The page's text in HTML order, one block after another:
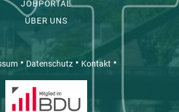
JOBPORTAL
ÜBER UNS
• Datenschutz• Kontakt •